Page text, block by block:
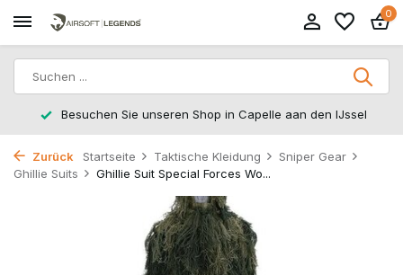
0
Besuchen Sie unseren Shop in Capelle aan den IJssel
Zurück Startseite Taktische Kleidung
Sniper Gear
Ghillie Suits
Ghillie Suit Special Forces Wo...